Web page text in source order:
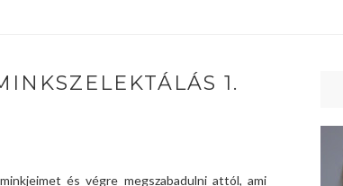
1.
és végre megszabadulni attól, ami